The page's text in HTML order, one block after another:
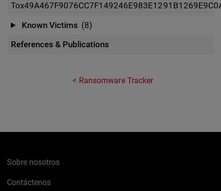
Tox
Known Victims (8)
References & Publications
Ransomware Tracker
Sobre nosotros
Contáctenos